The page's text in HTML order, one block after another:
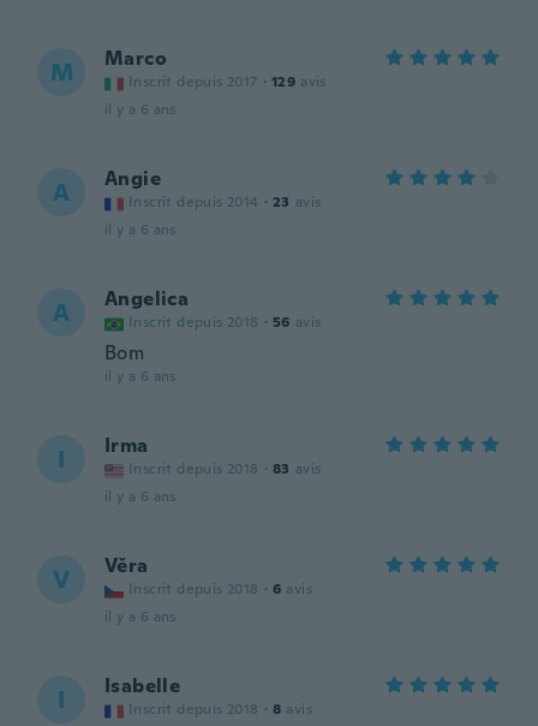
M Marco
Inscrit depuis 2017 · 129 avis
il y a 6 ans
A Angie
Inscrit depuis 2014 · 23 avis
il y a 6 ans
A Angelica
Inscrit depuis 2018 · 56 avis
Bom
il y a 6 ans
I Irma
Inscrit depuis 2018 · 83 avis
il y a 6 ans
V Věra
Inscrit depuis 2018 · 6 avis
il y a 6 ans
I Isabelle
Inscrit depuis 2018 · 8 avis